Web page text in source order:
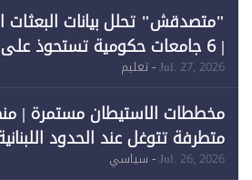
"متصدقش" تحلل بيانات البعثات
Jul. 27, 2026- تعليم
مخططات الاستيطان مستمرة |
متطرفة تتوغل عند الحدود
خرق الحدود
Jul. 26, 2026- سياسي